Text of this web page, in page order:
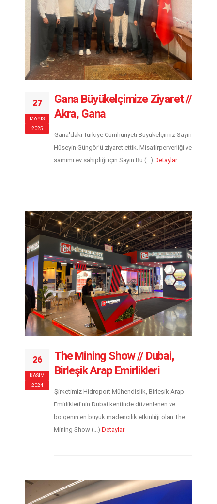
27
MAYIS
2025
Gana Büyükelçimize Ziyaret //
Akra, Gana
Gana'daki Türkiye Cumhuriyeti Büyükelçimiz Sayın
Hüseyin Güngör'ü ziyaret ettik. Misafirperverliği ve
samimi ev sahipliği için Sayın Bü (...) Detaylar
26
KASIM
2024
The Mining Show // Dubai,
Birleşik Arap Emirlikleri
Şirketimiz Hidroport Mühendislik, Birleşik Arap
Emirlikleri’nin Dubai kentinde düzenlenen ve
bölgenin en büyük madencilik etkinliği olan The
Mining Show (...) Detaylar